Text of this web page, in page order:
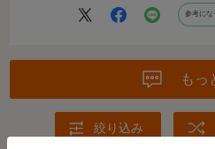
参考にな
もっ
絞り込み